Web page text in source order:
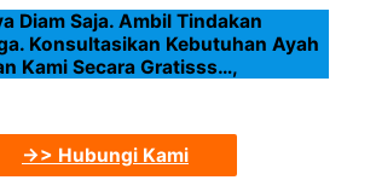
Diam Saja. Ambil Tindakan
Konsultasikan Kebutuhan Ayah
Kami Secara Gratisss…,
->> Hubungi Kami